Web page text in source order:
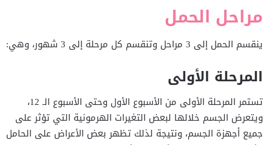
مراحل الحمل
ينقسم الحمل إلى 3 مراحل وتنقسم كل مرحلة إلى 3 شهور، وهي:
المرحلة الأولى
تستمر المرحلة الأولى من الأسبوع الأول وحتى الأسبوع الـ 12،
ويتعرض الجسم خلالها لبعض التغيرات الهرمونية التي تؤثر على
جميع أجهزة الجسم، ونتيجة لذلك تظهر بعض الأعراض على الحامل